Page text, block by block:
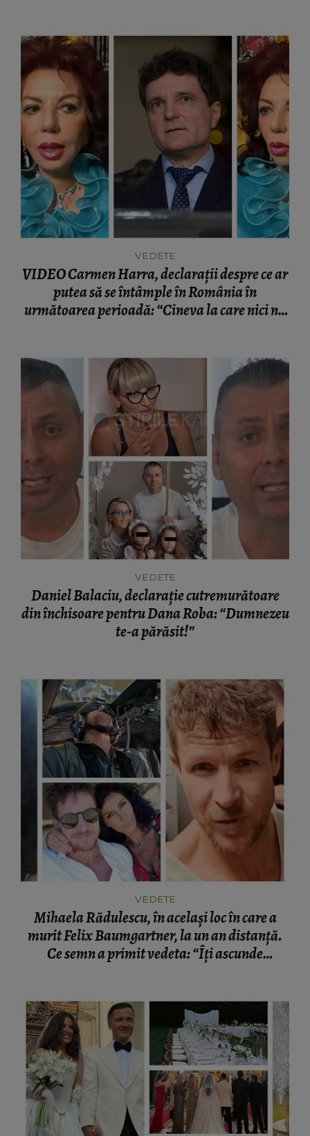
VEDETE
VIDEO Carmen Harra, declarații despre ce ar
putea să se întâmple în România în
următoarea perioadă: “Cineva la care nici nu
VEDETE
Daniel Balaciu, declarație cutremurătoare
din închisoare pentru Dana Roba: “Dumnezeu
te-a părăsit!”
VEDETE
Mihaela Rădulescu, în același loc în care a
murit Felix Baumgartner, la un an distanță.
Ce semn a primit vedeta: “Îți ascunde